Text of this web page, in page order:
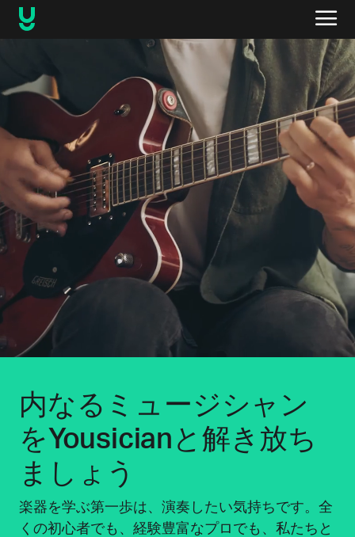
内なるミュージシャン
をYousicianと解き放ち
ましょう
楽器を学ぶ第一歩は、演奏したい気持ちです。全
くの初心者でも、経験豊富なプロでも、私たちと